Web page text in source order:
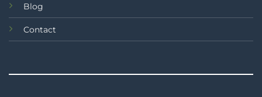
Blog
Contact